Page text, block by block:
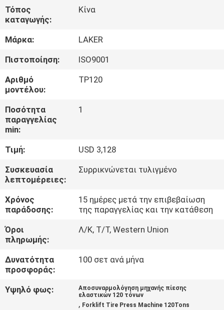
ΕΜΆΣ
ΓΎΡΟΣ
ΕΡΓΟΣΤΑΣΊΩΝ
ΠΟΙΟΤΙΚΌΣ
ΈΛΕΓΧΟΣ
ΝΈΑ
SITEMAP
ΠΟΛΙΤΙΚΉ
ΑΠΟΡΡΉΤΟΥ
Τόπος
καταγωγής:
Κίνα
Μάρκα:
LAKER
Πιστοποίηση:
ISO9001
Αριθμό
μοντέλου:
TP120
Ποσότητα
παραγγελίας
min:
1
Τιμή:
USD 3,128
Συσκευασία
λεπτομέρειες:
Συρρικνώνεται τυλιγμένο
Χρόνος
παράδοσης:
15 ημέρες μετά την επιβεβαίωση
της παραγγελίας και την κατάθεση
Όροι
πληρωμής:
Λ/Κ, Τ/Τ, Western Union
Δυνατότητα
προσφοράς:
100 σετ ανά μήνα
Υψηλό φως:
Αποσυναρμολόγηση μηχανής πίεσης
ελαστικών 120 τόνων
, Forklift Tire Press Machine 120Tons